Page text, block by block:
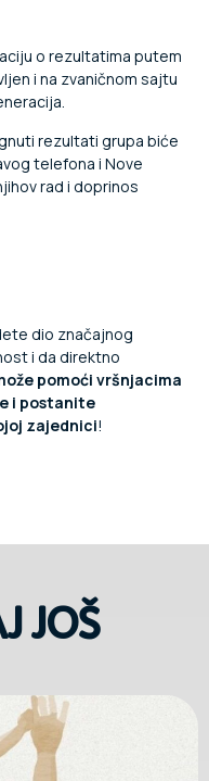
o rezultatima putem
i na zvaničnom sajtu
rezultati grupa biće
telefona i Nove
rad i doprinos
dio značajnog
i da direktno
pomoći vršnjacima
i postanite
zajednici!
JOŠ